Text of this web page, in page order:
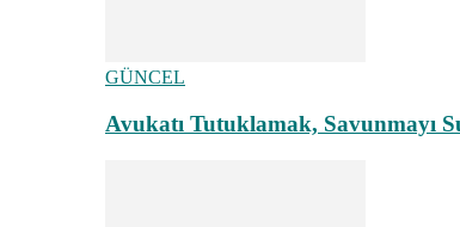
GÜNCEL
Avukatı Tutuklamak, Savunmayı